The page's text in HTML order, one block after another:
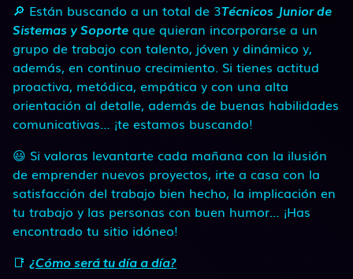
🔎 Están buscando a un total de 3Técnicos Junior de
Sistemas y Soporte que quieran incorporarse a un
grupo de trabajo con talento, jóven y dinámico y,
además, en continuo crecimiento. Si tienes actitud
proactiva, metódica, empática y con una alta
orientación al detalle, además de buenas habilidades
comunicativas… ¡te estamos buscando!
😃 Si valoras levantarte cada mañana con la ilusión
de emprender nuevos proyectos, irte a casa con la
satisfacción del trabajo bien hecho, la implicación en
tu trabajo y las personas con buen humor… ¡Has
encontrado tu sitio idóneo!
📑 ¿Cómo será tu día a día?